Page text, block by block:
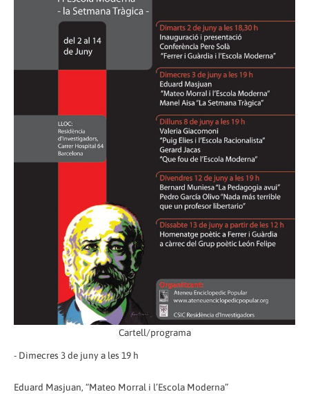
Cartell/programa
- Dimecres 3 de juny a les 19 h
Eduard Masjuan, “Mateo Morral i l’Escola Moderna”